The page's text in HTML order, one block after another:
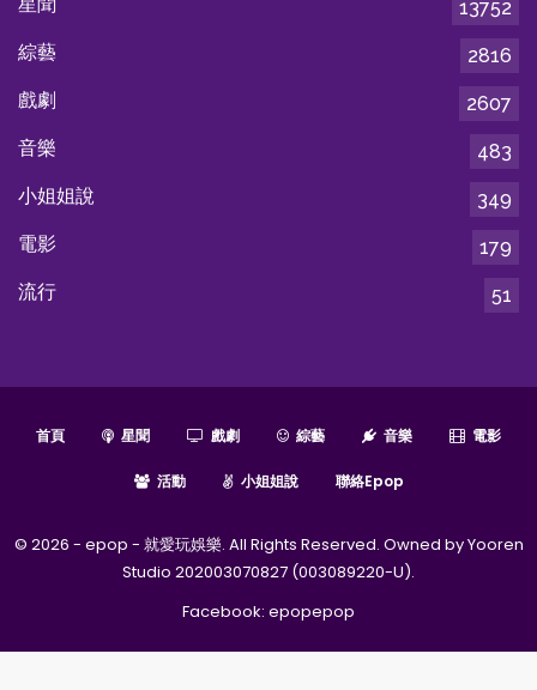
13752
綜藝
2816
戲劇
2607
音樂
483
小姐姐說
349
電影
179
流行
51
首頁 星聞 戲劇 綜藝 音樂 電影
活動 小姐姐說 聯絡epop
© 2026 - epop - 就愛玩娛樂. All Rights Reserved. Owned by Yooren
Studio 202003070827 (003089220-U).
Facebook: epopepop